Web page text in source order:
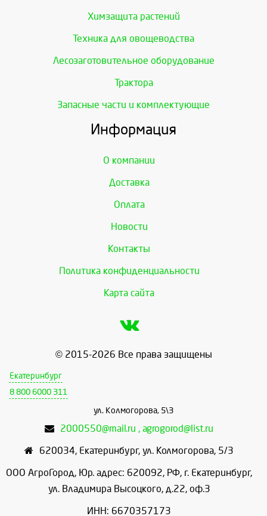
Химзащита растений
Техника для овощеводства
Лесозаготовительное оборудование
Трактора
Запасные части и комплектующие
Информация
О компании
Доставка
Оплата
Новости
Контакты
Политика конфиденциальности
Карта сайта
© 2015-2026 Все права защищены
Екатеринбург
8 800 6000 311
ул. Колмогорова, 5\3
2000550@mail.ru , agrogorod@list.ru
620034, Екатеринбург, ул. Колмогорова, 5/3
ООО АгроГород, Юр. адрес: 620092, РФ, г. Екатеринбург,
ул. Владимира Высоцкого, д.22, оф.3
ИНН: 6670357173